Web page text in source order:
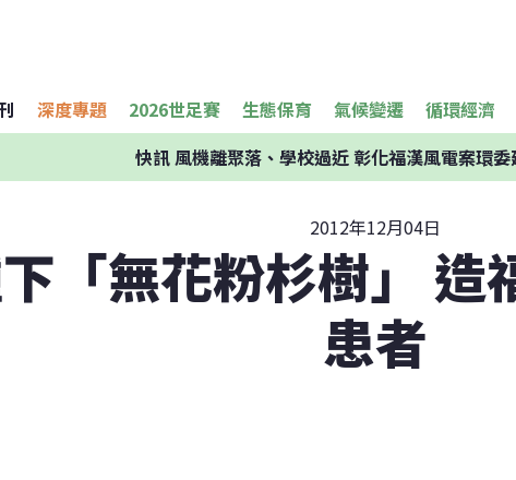
深度專題 2026世足賽 生態保育 氣候變遷 循環經濟
快訊風機離聚落、學校過近 彰化福漢風電案環
2012年12月04日
「無花粉杉樹」 造
患者